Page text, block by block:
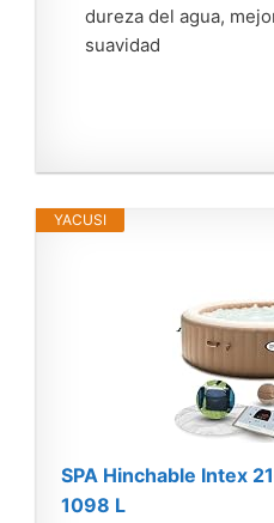
dureza del agua,
suavidad
YACUSI
SPA Hinchable Intex
1098 L